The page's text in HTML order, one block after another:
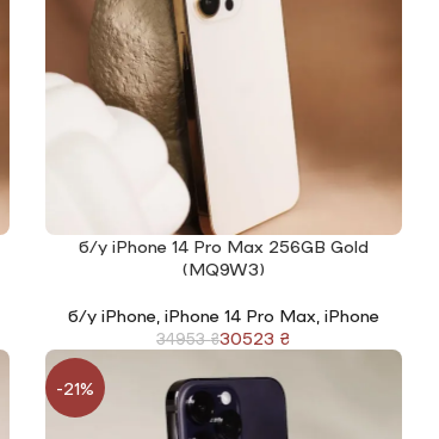
ЧИТАТИ ДАЛІ
б/у iPhone 14 Pro Max 256GB Gold
(MQ9W3)
б/у iPhone, iPhone 14 Pro Max iPhone
34953₴30523 ₴
-21%